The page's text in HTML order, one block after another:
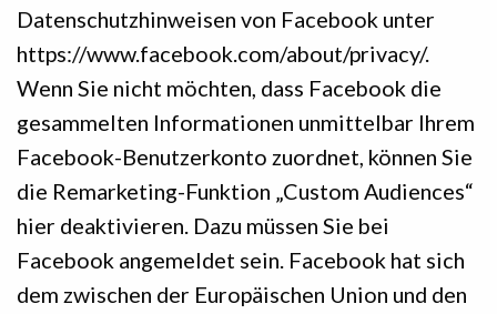
Datenschutzhinweisen von Facebook unter
https://www.facebook.com/about/privacy/.
Wenn Sie nicht möchten, dass Facebook die
gesammelten Informationen unmittelbar Ihrem
Facebook-Benutzerkonto zuordnet, können Sie
die Remarketing-Funktion „Custom Audiences“
hier deaktivieren. Dazu müssen Sie bei
Facebook angemeldet sein. Facebook hat sich
dem zwischen der Europäischen Union und den